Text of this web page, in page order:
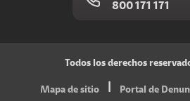
800 171 171
Todos los derechos
Mapa de sitio Portal de